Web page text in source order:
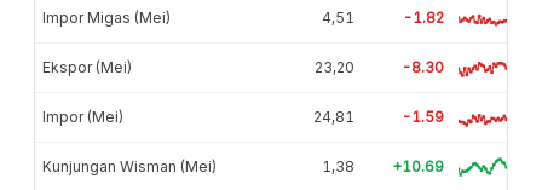
Impor Migas (Mei) 4,51 -1.82
Ekspor (Mei) 23,20 -8.30
Impor (Mei) 24,81 -1.59
Kunjungan Wisman (Mei) 1,38 +10.69